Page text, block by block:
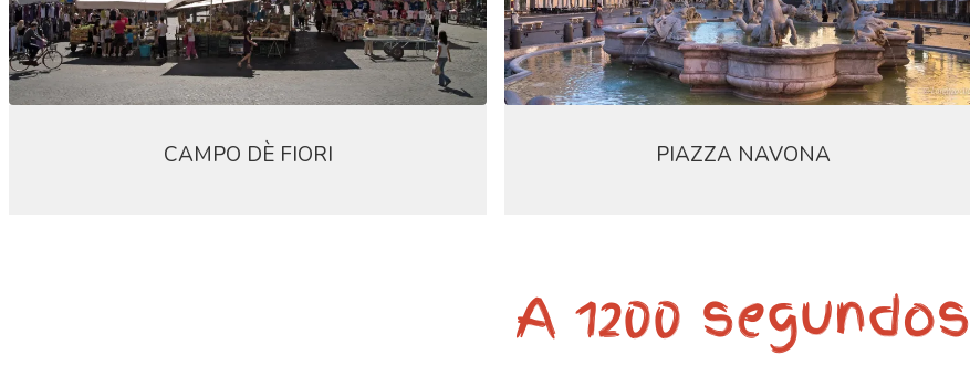
CAMPO DÈ FIORI PIAZZA NAVONA
A 1200 segundos